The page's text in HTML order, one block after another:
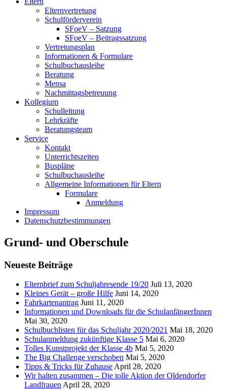
Elternvertretung
Schulförderverein
SFoeV – Satzung
SFoeV – Beitragssatzung
Vertretungsplan
Informationen & Formulare
Schulbuchausleihe
Beratung
Mensa
Nachmittagsbetreuung
Kollegium
Schulleitung
Lehrkräfte
Beratungsteam
Service
Kontakt
Unterrichtszeiten
Buspläne
Schulbuchausleihe
Allgemeine Informationen für Eltern
Formulare
Anmeldung
Impressum
Datenschutzbestimmungen
Grund- und Oberschule
Neueste Beiträge
Elternbrief zum Schuljahresende 19/20 Juli 13, 2020
Kleines Gerät – große Hilfe Juni 14, 2020
Fahrkartenantrag Juni 11, 2020
Informationen und Downloads für die SchulanfängerInnen
Mai 30, 2020
Schulbuchlisten für das Schuljahr 2020/2021 Mai 18, 2020
Schulanmeldung zukünftige Klasse 5 Mai 6, 2020
Tolles Kunstprojekt der Klasse 4b Mai 5, 2020
The Big Challenge verschoben Mai 5, 2020
Tipps & Tricks für ZuhauseApril 28, 2020
Wir halten zusammen – Die tolle Aktion der Oldendorfer
LandfrauenApril 28, 2020